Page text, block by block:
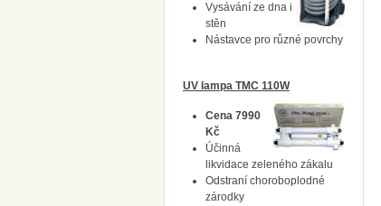
Vysávání ze dna i
stěn
Nástavce pro různé povrchy
UV lampa TMC 110W
Cena 7990
Kč
Účinná
likvidace zeleného zákalu
Odstraní choroboplodné
zárodky